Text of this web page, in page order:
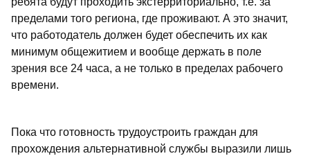
пределами того региона, где проживают. А это значит,
что работодатель должен будет обеспечить их как
минимум общежитием и вообще держать в поле
зрения все 24 часа, а не только в пределах рабочего
времени.
Пока что готовность трудоустроить граждан для
прохождения альтернативной службы выразили лишь